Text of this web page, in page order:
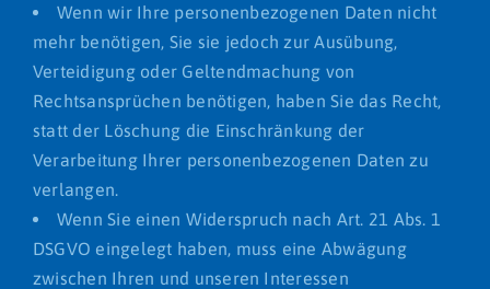
Wenn wir Ihre personenbezogenen Daten nicht
mehr benötigen, Sie sie jedoch zur Ausübung,
Verteidigung oder Geltendmachung von
Rechtsansprüchen benötigen, haben Sie das Recht,
statt der Löschung die Einschränkung der
Verarbeitung Ihrer personenbezogenen Daten zu
verlangen.
Wenn Sie einen Widerspruch nach Art. 21 Abs. 1
DSGVO eingelegt haben, muss eine Abwägung
zwischen Ihren und unseren Interessen